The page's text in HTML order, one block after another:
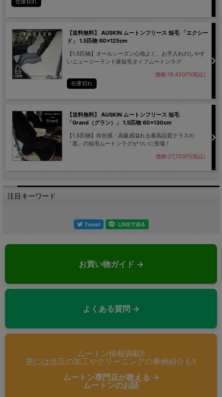
【送料無料】 AUSKIN ムートンフリース 短毛 「エクシー
ド」 1.5匹物 60×125cm
【1.5匹物】オールシーズン心地よく、お手入れのしやす
いニュージーランド産短毛タイプムートンラグ
価格:18,420円(税込)
在庫切れ
【送料無料】 AUSKIN ムートンフリース 短毛
「Grand（グラン）」 1.5匹物 60×130cm
【1.5匹物】存在感・高級感溢れる最高品質クラスの
「黒」の短毛ムートンラグがついに登場！
価格:27,720円(税込)
注目キーワード
お買い物ガイド →
よくある質問 →
ムートン情報満載!!
更には当店の加工やクリーニングの事例紹介も!!
ムートン専門店が教える →
ムートンのお話